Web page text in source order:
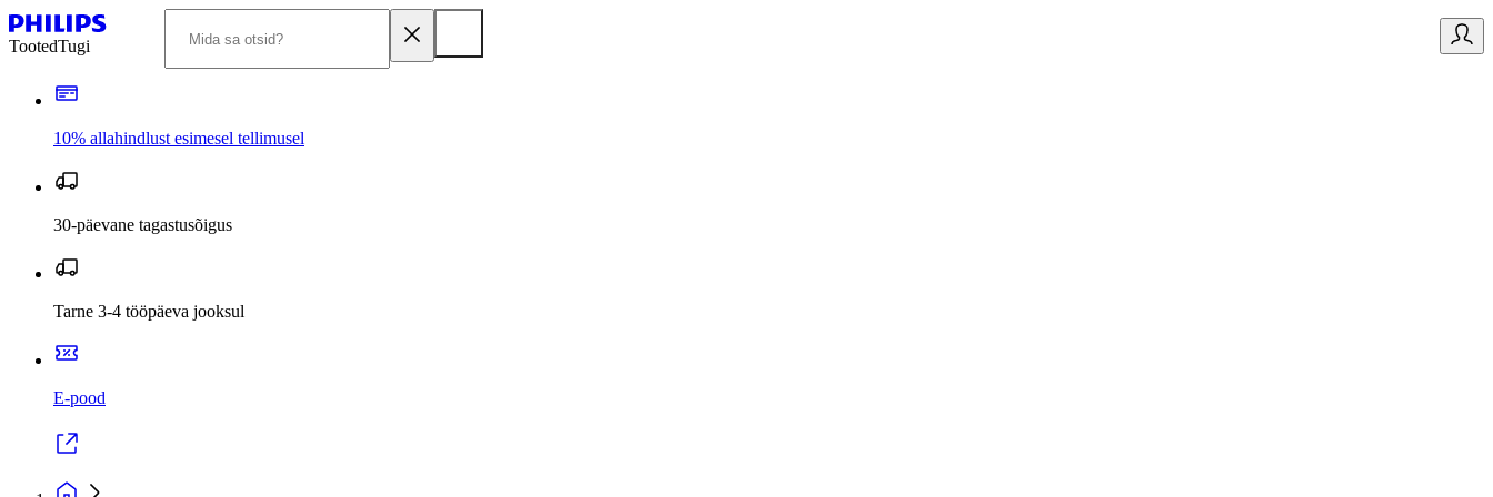
TootedTugi
10% allahindlust esimesel tellimusel
30-päevane tagastusõigus
Tarne 3-4 tööpäeva jooksul
E-pood